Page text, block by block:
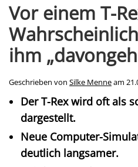
Vor einem T-
ihm
Geschrieben von Silke Menneam
Der T-Rex wird oft als
dargestellt.
Neue Computer-
deutlich langsamer.